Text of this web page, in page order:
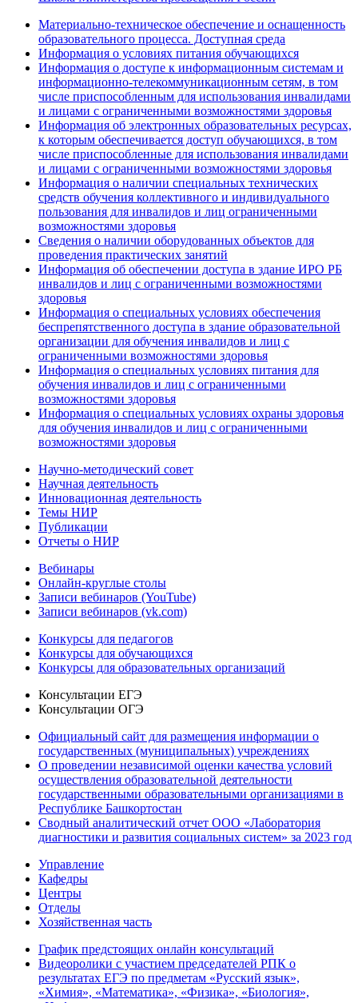
Материально-техническое обеспечение и оснащенность
образовательного процесса. Доступная среда
Информация о условиях питания обучающихся
Информация о доступе к информационным системам и
информационно-телекоммуникационным сетям, в том
числе приспособленным для использования инвалидами
и лицами с ограниченными возможностями здоровья
Информация об электронных образовательных ресурсах,
к которым обеспечивается доступ обучающихся, в том
числе приспособленные для использования инвалидами
и лицами с ограниченными возможностями здоровья
Информация о наличии специальных технических
средств обучения коллективного и индивидуального
пользования для инвалидов и лиц ограниченными
возможностями здоровья
Сведения о наличии оборудованных объектов для
проведения практических занятий
Информация об обеспечении доступа в здание ИРО РБ
инвалидов и лиц с ограниченными возможностями
здоровья
Информация о специальных условиях обеспечения
беспрепятственного доступа в здание образовательной
организации для обучения инвалидов и лиц с
ограниченными возможностями здоровья
Информация о специальных условиях питания для
обучения инвалидов и лиц с ограниченными
возможностями здоровья
Информация о специальных условиях охраны здоровья
для обучения инвалидов и лиц с ограниченными
возможностями здоровья
Научно-методический совет
Научная деятельность
Инновационная деятельность
Темы НИР
Публикации
Отчеты о НИР
Вебинары
Онлайн-круглые столы
Записи вебинаров (YouTube)
Записи вебинаров (vk.com)
Конкурсы для педагогов
Конкурсы для обучающихся
Конкурсы для образовательных организаций
Консультации ЕГЭ
Консультации ОГЭ
Официальный сайт для размещения информации о
государственных (муниципальных) учреждениях
О проведении независимой оценки качества условий
осуществления образовательной деятельности
государственными образовательными организациями в
Республике Башкортостан
Сводный аналитический отчет ООО «Лаборатория
диагностики и развития социальных систем» за 2023 год
Управление
Кафедры
Центры
Отделы
Хозяйственная часть
График предстоящих онлайн консультаций
Видеоролики с участием председателей РПК о
результатах ЕГЭ по предметам «Русский язык»,
«Химия», «Математика», «Физика», «Биология»,